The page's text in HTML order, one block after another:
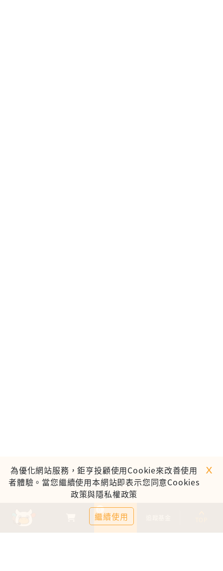
基金比較
0
為優化網站服務，鉅亨投顧使用Cookie來改善使用
者體驗。當您繼續使用本網站即表示您同意Cookies
政策與隱私權政策
繼續使用
ｘ